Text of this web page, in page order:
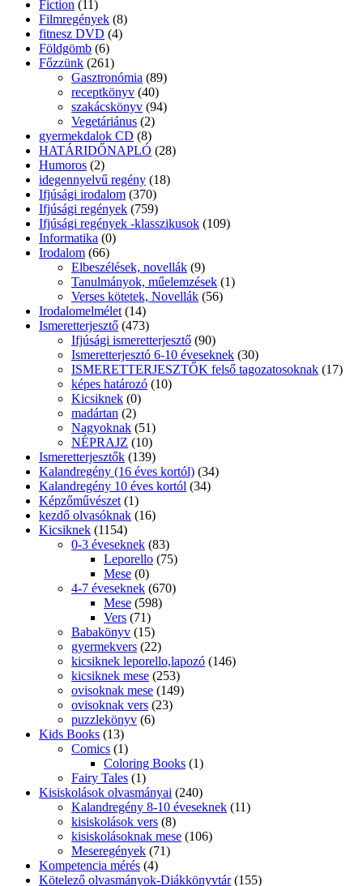
Fiction (11)
Filmregények (8)
fitnesz DVD (4)
Földgömb (6)
Főzzünk (261)
Gasztronómia (89)
receptkönyv (40)
szakácskönyv (94)
Vegetáriánus (2)
gyermekdalok CD (8)
HATÁRIDŐNAPLÓ (28)
Humoros (2)
idegennyelvű regény (18)
Ifjúsági irodalom (370)
Ifjúsági regények (759)
Ifjúsági regények -klasszikusok (109)
Informatika (0)
Irodalom (66)
Elbeszélések, novellák (9)
Tanulmányok, műelemzések (1)
Verses kötetek, Novellák (56)
Irodalomelmélet (14)
Ismeretterjesztő (473)
Ifjúsági ismeretterjesztő (90)
Ismeretterjesztó 6-10 éveseknek (30)
ISMERETTERJESZTŐK felső tagozatosoknak (17)
képes határozó (10)
Kicsiknek (0)
madártan (2)
Nagyoknak (51)
NÉPRAJZ (10)
Ismeretterjesztők (139)
Kalandregény (16 éves kortól) (34)
Kalandregény 10 éves kortól (34)
Képzőművészet (1)
kezdő olvasóknak (16)
Kicsiknek (1154)
0-3 éveseknek (83)
Leporello (75)
Mese (0)
4-7 éveseknek (670)
Mese (598)
Vers (71)
Babakönyv (15)
gyermekvers (22)
kicsiknek leporello,lapozó (146)
kicsiknek mese (253)
ovisoknak mese (149)
ovisoknak vers (23)
puzzlekönyv (6)
Kids Books (13)
Comics (1)
Coloring Books (1)
Fairy Tales (1)
Kisiskolások olvasmányai (240)
Kalandregény 8-10 éveseknek (11)
kisiskolások vers (8)
kisiskolásoknak mese (106)
Meseregények (71)
Kompetencia mérés (4)
Kötelező olvasmányok-Diákkönyvtár (155)